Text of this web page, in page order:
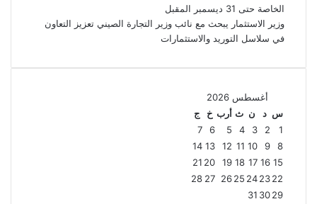
الخاصة حتى 31 ديسمبر المقبل
وزير الاستثمار يبحث مع نائب وزير التجارة الصيني تعزيز التعاون
في سلاسل التوريد والاستثمارات
أغسطس 2026
س د ن ث أرب خ
ج
1
2
3
4
5
6
7
8
9
10
11
12
13
14
15
16
17
18
19
20
21
22
23
24
25
26
27
28
29
30
31